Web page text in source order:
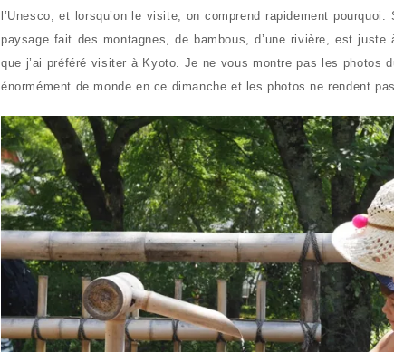
l’Unesco, et lorsqu’on le visite, on comprend rapidement
paysage fait des montagnes, de bambous, d’une rivière, est
que j’ai préféré visiter à Kyoto. Je ne vous montre pas les photos
énormément de monde en ce dimanche et les photos ne rendent